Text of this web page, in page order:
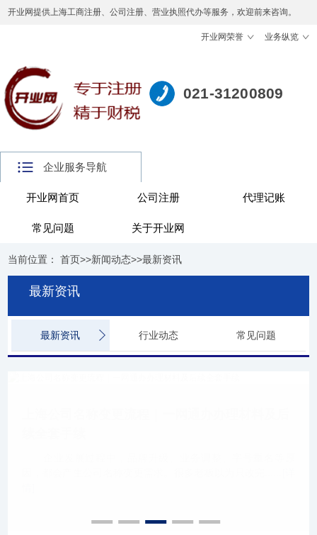
开业网提供上海工商注册、公司注册、营业执照代办等服务，欢迎前来咨询。
开业网荣誉 业务纵览
021-31200809
企业服务导航
开业网首页 公司注册 代理记账
常见问题 关于开业网
当前位置：首页>>新闻动态>>最新资讯
最新资讯
最新资讯 行业动态 常见问题